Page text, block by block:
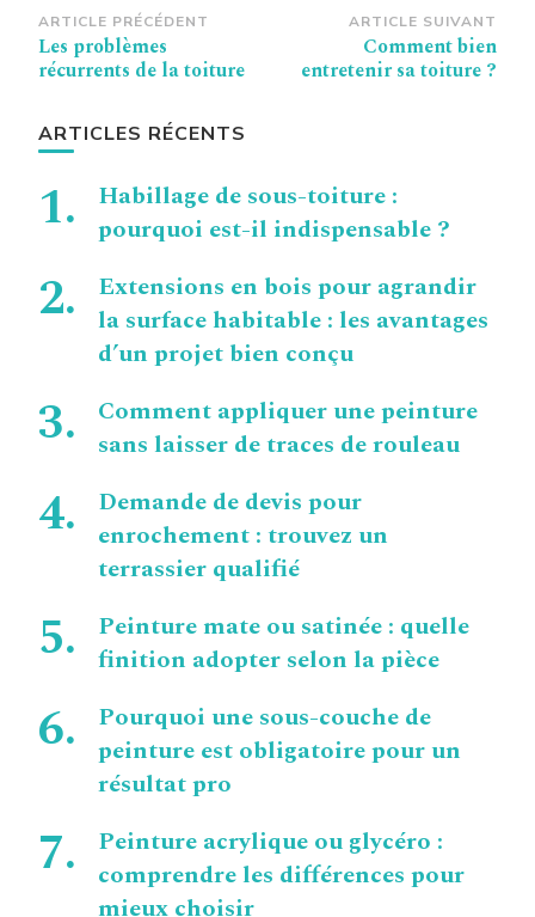
Navigation
d’article
ARTICLE PRÉCÉDENT
Les problèmes
récurrents de la toiture
ARTICLE SUIVANT
Comment bien
entretenir sa toiture ?
ARTICLES RÉCENTS
Habillage de sous-toiture :
pourquoi est-il indispensable ?
Extensions en bois pour agrandir
la surface habitable : les avantages
d’un projet bien conçu
Comment appliquer une peinture
sans laisser de traces de rouleau
Demande de devis pour
enrochement : trouvez un
terrassier qualifié
Peinture mate ou satinée : quelle
finition adopter selon la pièce
Pourquoi une sous-couche de
peinture est obligatoire pour un
résultat pro
Peinture acrylique ou glycéro :
comprendre les différences pour
mieux choisir